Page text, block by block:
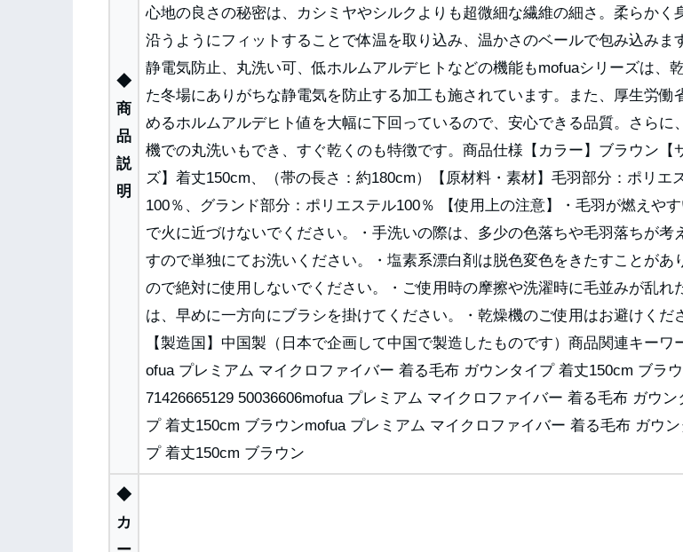
◆
商
品
説
明
心地の良さの秘密は、カシミヤやシルクよりも超微細な繊維の細さ。柔らかく
沿うようにフィットすることで体温を取り込み、温かさのベールで包み込みま
静電気防止、丸洗い可、低ホルムアルデヒトなどの機能もmofuaシリーズは、
た冬場にありがちな静電気を防止する加工も施されています。また、厚生労働
めるホルムアルデヒト値を大幅に下回っているので、安心できる品質。さらに
機での丸洗いもでき、すぐ乾くのも特徴です。商品仕様【カラー】ブラウン【
ズ】着丈150cm、（帯の長さ：約180cm）【原材料・素材】毛羽部分：ポリエ
100％、グランド部分：ポリエステル100％ 【使用上の注意】・毛羽が燃えや
で火に近づけないでください。・手洗いの際は、多少の色落ちや毛羽落ちが考
すので単独にてお洗いください。・塩素系漂白剤は脱色変色をきたすことがあ
ので絶対に使用しないでください。・ご使用時の摩擦や洗濯時に毛並みが乱れ
は、早めに一方向にブラシを掛けてください。・乾燥機のご使用はお避けくだ
【製造国】中国製（日本で企画して中国で製造したものです）商品関連キーワ
ofua プレミアム マイクロファイバー 着る毛布 ガウンタイプ 着丈150cm ブラ
71426665129 50036606mofua プレミアム マイクロファイバー 着る毛布 ガウン
プ 着丈150cm ブラウンmofua プレミアム マイクロファイバー 着る毛布 ガウン
プ 着丈150cm ブラウン
◆
カ